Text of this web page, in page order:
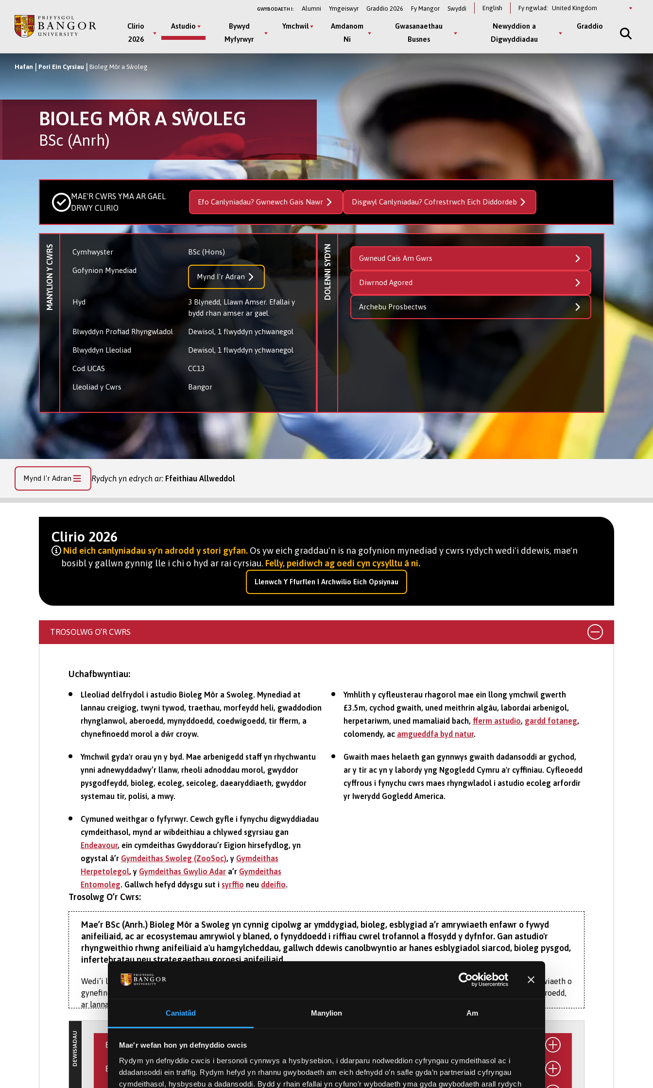
Caniatâd Manylion Am
Mae'r wefan hon yn defnyddio cwcis
Rydym yn defnyddio cwcis i bersonoli cynnwys a hysbysebion, i ddarparu nodweddion cyfryngau cymdeithasol ac i
ddadansoddi ein traffig. Rydym hefyd yn rhannu gwybodaeth am eich defnydd o’n safle gyda’n partneriaid cyfryngau
cymdeithasol, hysbysebu a dadansoddi. Bydd y rhain efallai yn cyfuno’r wybodaeth yma gyda gwybodaeth arall rydych
GWYBODAETH I: Alumni Ymgeiswyr Graddio 2026 Fy Mangor Swyddi English Fy ngwlad: Select
Main
Menu
Clirio
2026
Astudio
Bywyd
Myfyrwyr
Ymchwil
Amdanom
Ni
Gwasanaethau
Busnes
Newyddion a
Digwyddiadau
Graddio
Breadcrumb
Hafan Pori Ein Cyrsiau Bioleg Môr a Sŵoleg
BIOLEG MÔR A SŴOLEG
BSc (Anrh)
MAE'R CWRS YMA AR GAEL
DRWY CLIRIO
Efo Canlyniadau? Gwnewch Gais Nawr Disgwyl Canlyniadau? Cofrestrwch Eich Diddordeb
MANYLION Y CWRS Cymhwyster BSc (Hons)
Gofynion Mynediad
Mynd I'r Adran
Hyd
3 Blynedd, Llawn Amser. Efallai y
bydd rhan amser ar gael.
Blwyddyn Profiad Rhyngwladol Dewisol, 1 flwyddyn ychwanegol
Blwyddyn Lleoliad Dewisol, 1 flwyddyn ychwanegol
Cod UCAS CC13
Lleoliad y Cwrs Bangor
DOLENNI SYDYN Gwneud Cais Am Gwrs
Diwrnod Agored
Archebu Prosbectws
Mynd I'r Adran Rydych yn edrych ar:Ffeithiau Allweddol
Clirio 2026
Nid eich canlyniadau sy'n adrodd y stori gyfan. Os yw eich graddau'n is na gofynion mynediad y cwrs rydych wedi'i ddewis, mae'n
bosibl y gallwn gynnig lle i chi o hyd ar rai cyrsiau. Felly, peidiwch ag oedi cyn cysylltu â ni.
Llenwch Y Ffurflen I Archwilio Eich Opsiynau
TROSOLWG O’R CWRS
Uchafbwyntiau:
Lleoliad delfrydol i astudio Bioleg Môr a Swoleg. Mynediad at
lannau creigiog, twyni tywod, traethau, morfeydd heli, gwaddodion
rhynglanwol, aberoedd, mynyddoedd, coedwigoedd, tir fferm, a
chynefinoedd morol a dŵr croyw.
Ymhlith y cyfleusterau rhagorol mae ein llong ymchwil gwerth
£3.5m, cychod gwaith, uned meithrin algâu, labordai arbenigol,
herpetariwm, uned mamaliaid bach, fferm astudio, gardd fotaneg,
colomendy, ac amgueddfa byd natur.
Ymchwil gyda'r orau yn y byd. Mae arbenigedd staff yn rhychwantu
ynni adnewyddadwy’r llanw, rheoli adnoddau morol, gwyddor
pysgodfeydd, bioleg, ecoleg, seicoleg, daearyddiaeth, gwyddor
systemau tir, polisi, a mwy.
Gwaith maes helaeth gan gynnwys gwaith dadansoddi ar gychod,
ar y tir ac yn y labordy yng Ngogledd Cymru a'r cyffiniau. Cyfleoedd
cyffrous i fynychu cwrs maes rhyngwladol i astudio ecoleg arfordir
yr Iwerydd Gogledd America.
Cymuned weithgar o fyfyrwyr. Cewch gyfle i fynychu digwyddiadau
cymdeithasol, mynd ar wibdeithiau a chlywed sgyrsiau gan
Endeavour, ein cymdeithas Gwyddorau’r Eigion hirsefydlog, yn
ogystal â’r Gymdeithas Swoleg (ZooSoc), y Gymdeithas
Herpetolegol , y Gymdeithas Gwylio Adar a’r Gymdeithas
Entomoleg. Gallwch hefyd ddysgu sut i syrffio neu ddeifio.
Trosolwg O’r Cwrs:
Mae’r BSc (Anrh.) Bioleg Môr a Swoleg yn cynnig cipolwg ar ymddygiad, bioleg, esblygiad a’r amrywiaeth enfawr o fywyd
anifeiliaid, ac ar ecosystemau amrywiol y blaned, o fynyddoedd i riffiau cwrel trofannol a ffosydd y dyfnfor. Gan astudio'r
rhyngweithio rhwng anifeiliaid a'u hamgylcheddau, gallwch ddewis canolbwyntio ar hanes esblygiadol siarcod, bioleg pysgod,
infertebratau neu strategaethau goroesi anifeiliaid.
Wedi’i lleoli yng nghysgod mynyddoedd Eryri o fewn ychydig fetrau i’r môr, mae Prifysgol Bangor yn cynnig mynediad hawdd i amrywiaeth o
gynefinoedd ac anifeiliaid. Mae’n lleoliad delfrydol i wneud gwaith maes, a byddwch yn cynnal arbrofion ac yn dadansoddi mewn aberoedd,
ar lannau’r môr, ar y môr, ar y tir, ac yn y labordy.
Gydag Ysgol Gwyddorau’r Eigion benodol, mae Prifysgol Bangor yn un o'r prifysgolion mwyaf a hynaf ym Mhrydain am addysgu ac ymchwil
ym maes gwyddor môr. Ynghyd ag arbenigedd yn yr Ysgol Gwyddorau Naturiol, byddwch yn cael eich addysgu gan staff sy'n ymwneud ag
ymchwil flaengar i newid hinsawdd a chadwraeth, gyda phrojectau'n amrywio o foroedd pegynol wedi rhewi i goedwigoedd glaw, safanau a
Mae ein cyfleusterau gwyddorau naturiol a gwyddorau’r eigion heb eu hail. Maent yn cynnwys ein llong ymchwil 35 metr, yPrince Madog
DEWISIADAU BLWYDDYN LLEOLIAD
Beth yw'r Flwyddyn ar Leoliad?
BLWYDDYN PROFIAD RHYNGWLADOL